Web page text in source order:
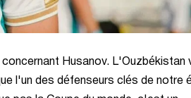
Husanov. L'Ouzbékistan
l'un des défenseurs clés de notre